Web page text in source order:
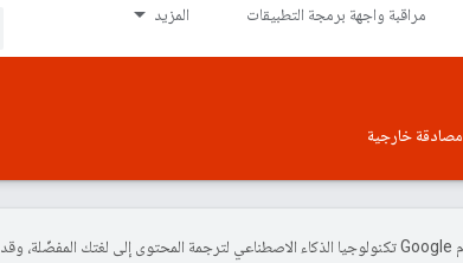
مراقبة واجهة برمجة التطبيقات المزيد
مصادقة خارجية
تستخدم Google تكنولوجيا الذكاء الاصطناعي لترجمة المحتوى إلى لغتك المفضّلة، وقد